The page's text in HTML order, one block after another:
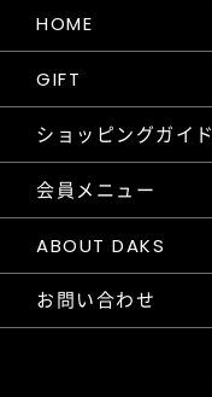
HOME
GIFT
ショッピングガイド
会員メニュー
ABOUT DAKS
お問い合わせ